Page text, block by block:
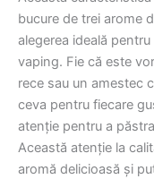
bucure de trei arome
alegerea ideală
vaping. Fie că este
rece sau un amestec
ceva pentru fiecare
atenție pentru a
Această atenție la
aromă delicioasă și